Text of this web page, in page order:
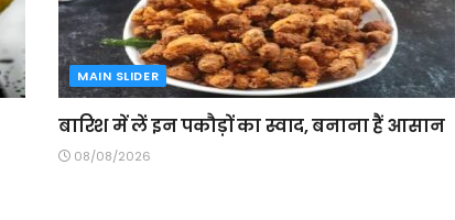
MAIN SLIDER
बारिश में लें इन पकौड़ों का स्वाद, बनाना हैं आसान
08/08/2026